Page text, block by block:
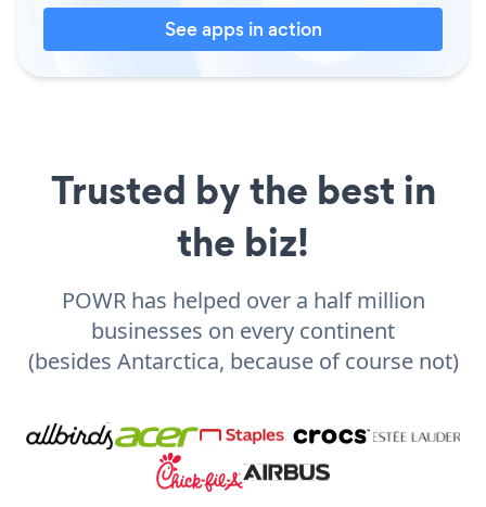
See apps in action
Trusted by the best in
the biz!
POWR has helped over a half million
businesses on every continent
(besides Antarctica, because of course not)